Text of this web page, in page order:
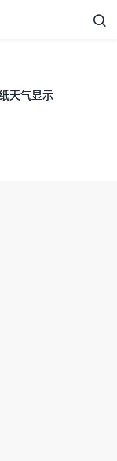

天气显示